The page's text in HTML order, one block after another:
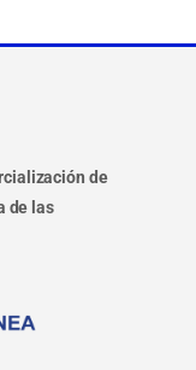
de
de las